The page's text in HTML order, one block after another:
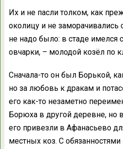
Их и не пасли толком, как
околицу и не заморачивались
не надо было: в стаде имелся
овчарки, – молодой козёл по
Сначала-то он был Борькой,
но за любовь к дракам и
его как-то незаметно
Борюха в другой деревне, но
его привезли в Афанасьево
местных коз. С